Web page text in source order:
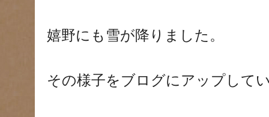
嬉野にも雪が降りました。
その様子をブログにアップして